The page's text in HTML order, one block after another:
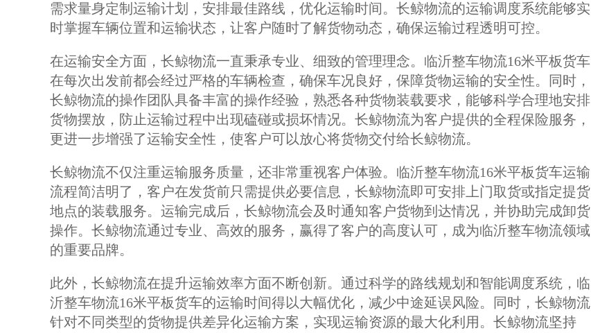
需求量身定制运输计划，安排最佳路线，优化运输时间。长鲸物流的运输调度系统能够实
时掌握车辆位置和运输状态，让客户随时了解货物动态，确保运输过程透明可控。
在运输安全方面，长鲸物流一直秉承专业、细致的管理理念。临沂整车物流16米平板货车
在每次出发前都会经过严格的车辆检查，确保车况良好，保障货物运输的安全性。同时，
长鲸物流的操作团队具备丰富的操作经验，熟悉各种货物装载要求，能够科学合理地安排
货物摆放，防止运输过程中出现磕碰或损坏情况。长鲸物流为客户提供的全程保险服务，
更进一步增强了运输安全性，使客户可以放心将货物交付给长鲸物流。
长鲸物流不仅注重运输服务质量，还非常重视客户体验。临沂整车物流16米平板货车运输
流程简洁明了，客户在发货前只需提供必要信息，长鲸物流即可安排上门取货或指定提货
地点的装载服务。运输完成后，长鲸物流会及时通知客户货物到达情况，并协助完成卸货
操作。长鲸物流通过专业、高效的服务，赢得了客户的高度认可，成为临沂整车物流领域
的重要品牌。
此外，长鲸物流在提升运输效率方面不断创新。通过科学的路线规划和智能调度系统，临
沂整车物流16米平板货车的运输时间得以大幅优化，减少中途延误风险。同时，长鲸物流
针对不同类型的货物提供差异化运输方案，实现运输资源的最大化利用。长鲸物流坚持